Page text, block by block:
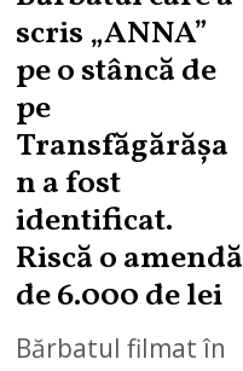
scris „ANNA”
pe o stâncă de
pe
Transfăgărășa
n a fost
identificat.
Riscă o amendă
de 6.000 de lei
Bărbatul filmat în